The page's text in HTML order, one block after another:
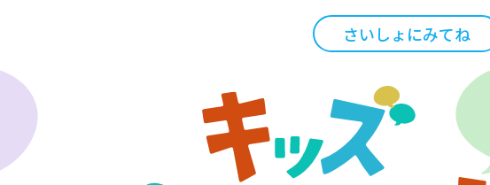
さいしょにみてね